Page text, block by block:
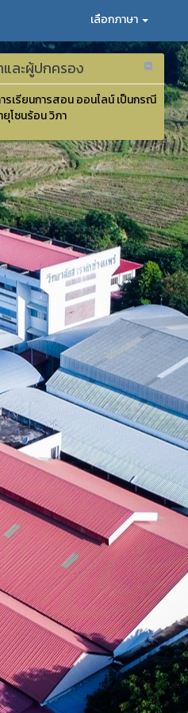
เลือกภาษา
ละผู้ปกครอง
ารเรียนการสอน ออนไลน์ เป็นกรณี
โซนร้อน วิภา